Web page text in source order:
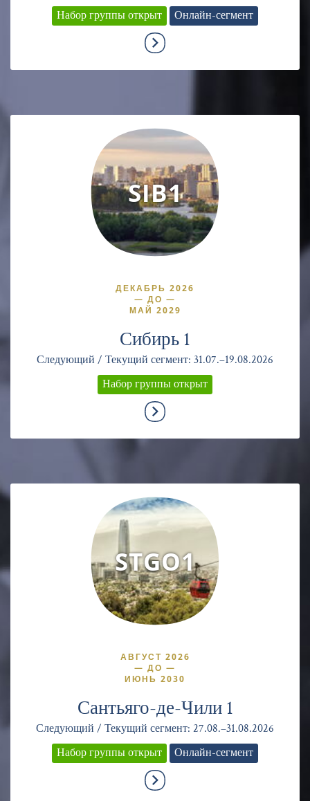
Набор группы открыт
Онлайн-сегмент
SIB1
ДЕКАБРЬ 2026
— ДО —
МАЙ 2029
Сибирь 1
Следующий / Текущий сегмент: 31.07.–19.08.2026
Набор группы открыт
STGO1
АВГУСТ 2026
— ДО —
ИЮНЬ 2030
Сантьяго-де-Чили 1
Следующий / Текущий сегмент: 27.08.–31.08.2026
Набор группы открыт
Онлайн-сегмент